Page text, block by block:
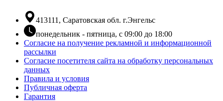
413111, Саратовская обл. г.Энгельс
понедельник - пятница, с 09:00 до 18:00
Согласие на получение рекламной и информационной
рассылки
Согласие посетителя сайта на обработку персональных
данных
Правила и условия
Публичная оферта
Гарантия